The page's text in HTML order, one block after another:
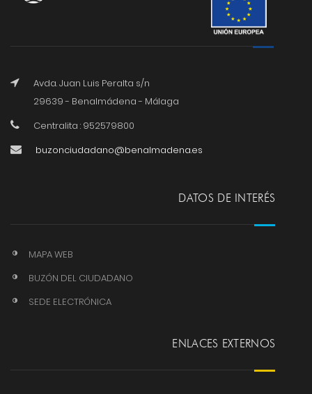
Avda. Juan Luis Peralta s/n
29639 - Benalmádena - Málaga
Centralita : 952579800
buzonciudadano@benalmadena.es
DATOS DE INTERÉS
MAPA WEB
BUZÓN DEL CIUDADANO
SEDE ELECTRÓNICA
ENLACES EXTERNOS